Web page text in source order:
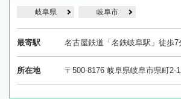
岐阜県 岐阜市
最寄駅 名古屋鉄道「名鉄岐阜駅」徒歩7
所在地 〒500-8176 岐阜県岐阜市県町2-